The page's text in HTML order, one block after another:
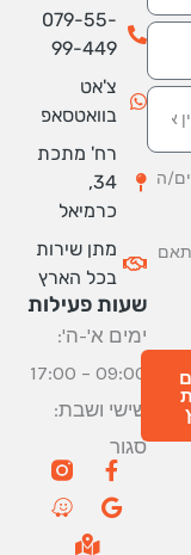
079-55-
99-449
צ'אט
בוואטסאפ
רח' מתכת
כרמיאל
מתן שירות
בכל הארץ
שעות פעילות
ימים א'-ה':
09:00 – 17:00
שישי ושבת:
סגור
e
M
p